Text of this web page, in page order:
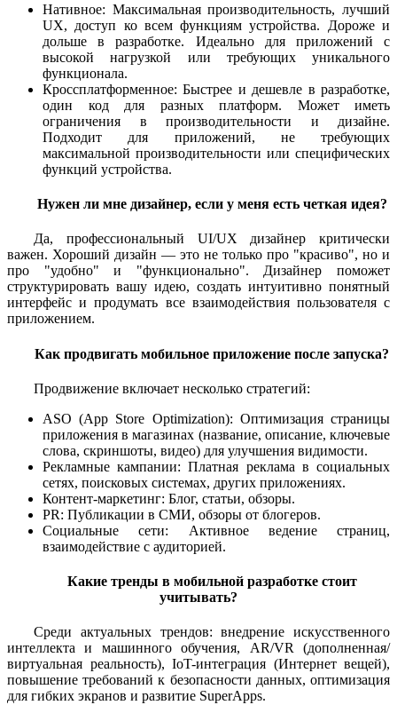
Нативное: Максимальная производительность, лучший
UX, доступ ко всем функциям устройства. Дороже и
дольше в разработке. Идеально для приложений с
высокой нагрузкой или требующих уникального
функционала.
Кроссплатформенное: Быстрее и дешевле в разработке,
один код для разных платформ. Может иметь
ограничения в производительности и дизайне.
Подходит для приложений, не требующих
максимальной производительности или специфических
функций устройства.
Нужен ли мне дизайнер, если у меня есть четкая идея?
Да, профессиональный UI/UX дизайнер критически
важен. Хороший дизайн — это не только про "красиво", но и
про "удобно" и "функционально". Дизайнер поможет
структурировать вашу идею, создать интуитивно понятный
интерфейс и продумать все взаимодействия пользователя с
приложением.
Как продвигать мобильное приложение после запуска?
Продвижение включает несколько стратегий:
ASO (App Store Optimization): Оптимизация страницы
приложения в магазинах (название, описание, ключевые
слова, скриншоты, видео) для улучшения видимости.
Рекламные кампании: Платная реклама в социальных
сетях, поисковых системах, других приложениях.
Контент-маркетинг: Блог, статьи, обзоры.
PR: Публикации в СМИ, обзоры от блогеров.
Социальные сети: Активное ведение страниц,
взаимодействие с аудиторией.
Какие тренды в мобильной разработке стоит
учитывать?
Среди актуальных трендов: внедрение искусственного
интеллекта и машинного обучения, AR/VR (дополненная/
виртуальная реальность), IoT-интеграция (Интернет вещей),
повышение требований к безопасности данных, оптимизация
для гибких экранов и развитие SuperApps.